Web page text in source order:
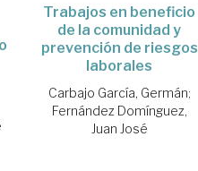
Trabajos en beneficio
de la comunidad y
prevención de riesgos
laborales
Carbajo García, Germán;
Fernández Domínguez,
Juan José